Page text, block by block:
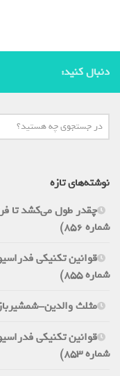
دنبال کنید:
نوشته‌های تازه
چقدر طول می‌کشد تا
شماره 856)
شماره 855)
مثلث والدین-شمشیرباز -
شماره 853)